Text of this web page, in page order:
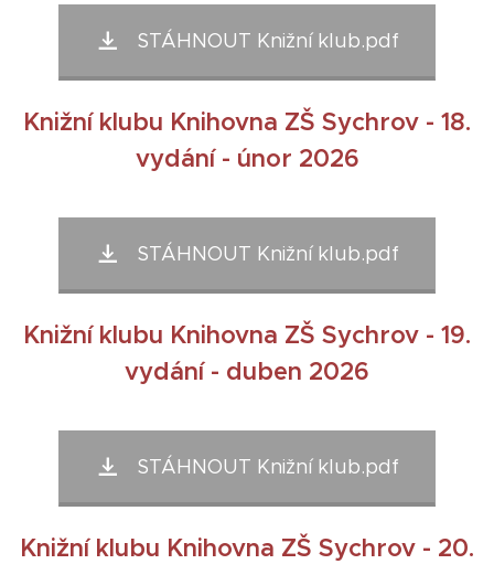
STÁHNOUT Knižní klub.pdf
Knižní klubu Knihovna ZŠ Sychrov - 18.
vydání - únor 2026
STÁHNOUT Knižní klub.pdf
Knižní klubu Knihovna ZŠ Sychrov - 19.
vydání - duben 2026
STÁHNOUT Knižní klub.pdf
Knižní klubu Knihovna ZŠ Sychrov - 20.